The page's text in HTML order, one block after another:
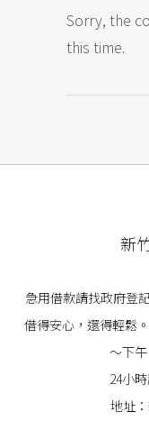
Sorry, the
this time.
新
急用借款請找政府登
借得安心，還得輕
～下
24小
地址